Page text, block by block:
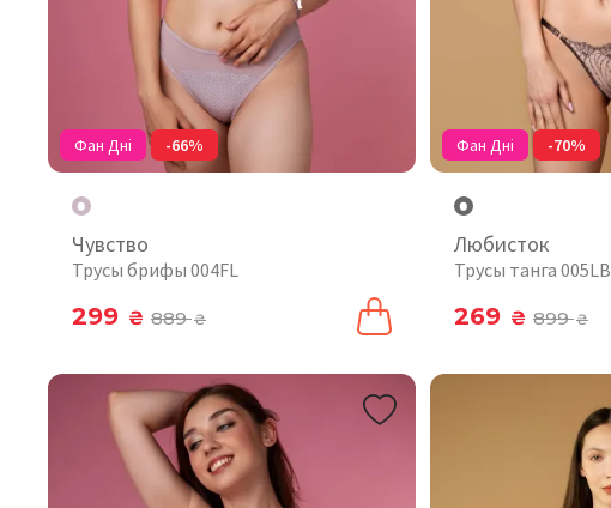
Фан Дні -66%
Чувство
Трусы брифы 004FL
299 ₴ 889₴
Фан Дні -70%
Любисток
Трусы танга 005LB
269 ₴ 899₴